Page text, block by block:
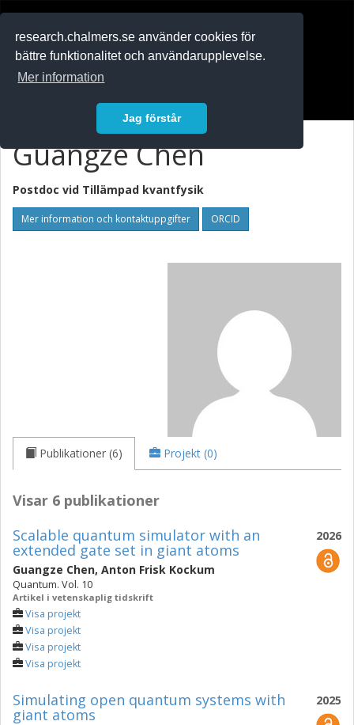
research.chalmers.se använder cookies för
bättre funktionalitet och användarupplevelse.
Mer information
Jag förstår
Guangze Chen
Postdoc vid Tillämpad kvantfysik
Mer information och kontaktuppgifter ORCID
Publikationer (6) Projekt (0)
Visar 6 publikationer
2026
Scalable quantum simulator with an
extended gate set in giant atoms
Guangze Chen, Anton Frisk Kockum
Quantum. Vol. 10
Artikel i vetenskaplig tidskrift
Visa projekt
Visa projekt
Visa projekt
Visa projekt
2025
Simulating open quantum systems with
giant atoms